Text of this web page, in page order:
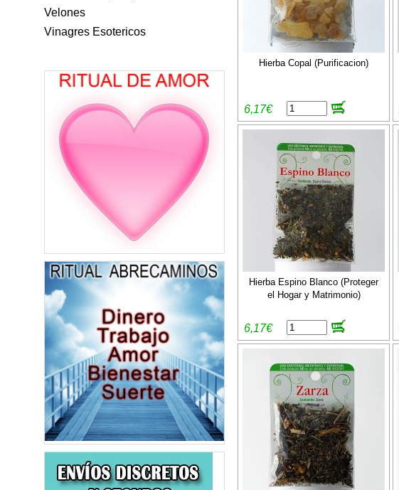
Velones
Vinagres Esotericos
Hierba Copal (Purificacion)
6,17€
Hierba Espino Blanco (Proteger
el Hogar y Matrimonio)
6,17€